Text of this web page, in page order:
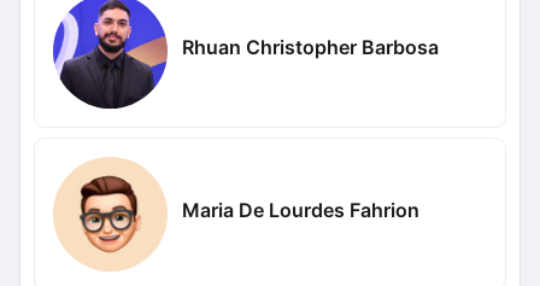
Rhuan Christopher Barbosa
Maria De Lourdes Fahrion